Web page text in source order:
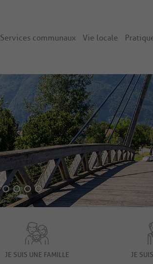
Services communaux Vie locale
JE SUIS UNE FAMILLE JE